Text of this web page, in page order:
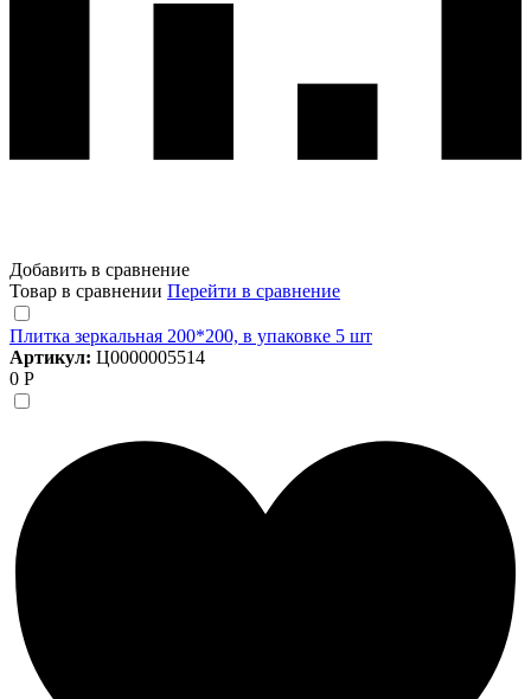
Добавить в сравнение
Товар в сравнении Перейти в сравнение
Плитка зеркальная 200*200, в упаковке 5 шт
Артикул: Ц0000005514
0 Р